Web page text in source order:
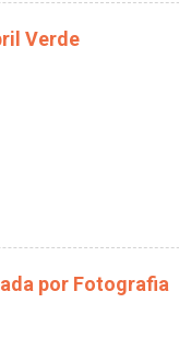
PARA SER MAIS
Verde
por Fotografia